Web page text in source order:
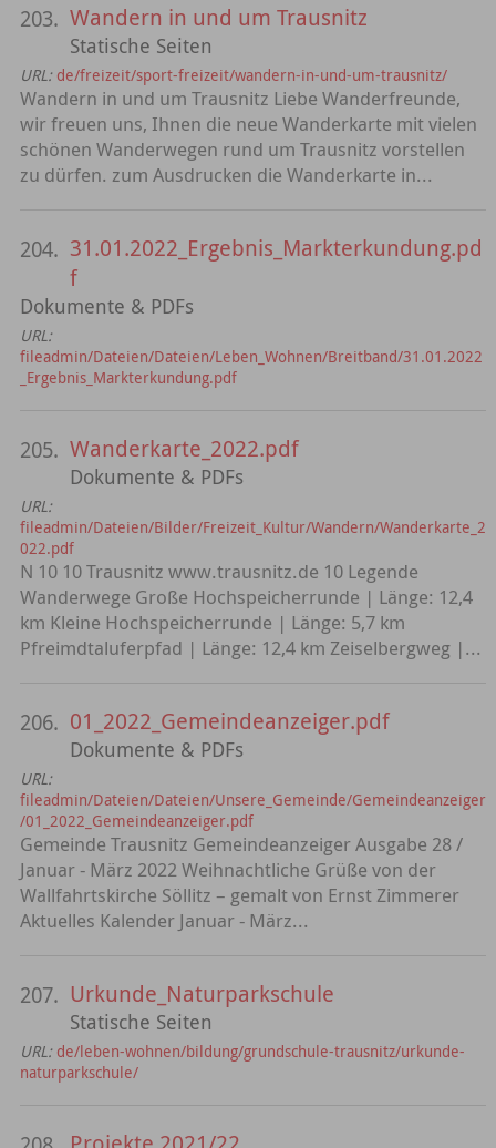
203. Wandern in und um Trausnitz
Statische Seiten
URL: de/freizeit/sport-freizeit/wandern-in-und-um-trausnitz/
Wandern in und um Trausnitz Liebe Wanderfreunde,
wir freuen uns, Ihnen die neue Wanderkarte mit vielen
schönen Wanderwegen rund um Trausnitz vorstellen
zu dürfen. zum Ausdrucken die Wanderkarte in...
204. 31.01.2022_Ergebnis_Markterkundung.pd
f
Dokumente & PDFs
URL:
fileadmin/Dateien/Dateien/Leben_Wohnen/Breitband/31.01.2022
_Ergebnis_Markterkundung.pdf
205. Wanderkarte_2022.pdf
Dokumente & PDFs
URL:
fileadmin/Dateien/Bilder/Freizeit_Kultur/Wandern/Wanderkarte_2
022.pdf
N 10 10 Trausnitz www.trausnitz.de 10 Legende
Wanderwege Große Hochspeicherrunde | Länge: 12,4
km Kleine Hochspeicherrunde | Länge: 5,7 km
Pfreimdtaluferpfad | Länge: 12,4 km Zeiselbergweg |...
206. 01_2022_Gemeindeanzeiger.pdf
Dokumente & PDFs
URL:
fileadmin/Dateien/Dateien/Unsere_Gemeinde/Gemeindeanzeiger
/01_2022_Gemeindeanzeiger.pdf
Gemeinde Trausnitz Gemeindeanzeiger Ausgabe 28 /
Januar - März 2022 Weihnachtliche Grüße von der
Wallfahrtskirche Söllitz – gemalt von Ernst Zimmerer
Aktuelles Kalender Januar - März...
207. Urkunde_Naturparkschule
Statische Seiten
URL: de/leben-wohnen/bildung/grundschule-trausnitz/urkunde-
naturparkschule/